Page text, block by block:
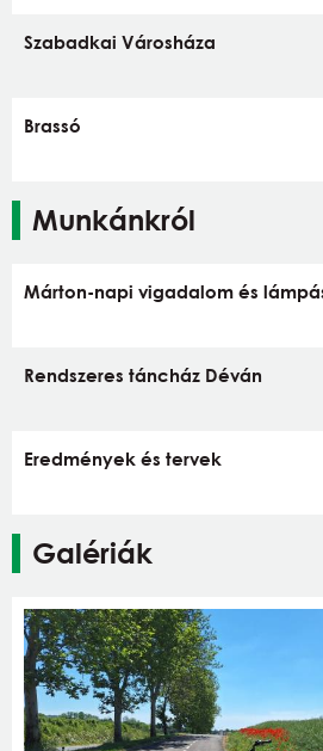
Szabadkai Városháza
Brassó
Munkánkról
Márton-napi vigadalom és
Rendszeres táncház Déván
Eredmények és tervek
Galériák